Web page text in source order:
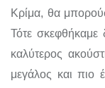
Κρίμα, θα
Τότε
καλύτερος
μεγάλος και πιο